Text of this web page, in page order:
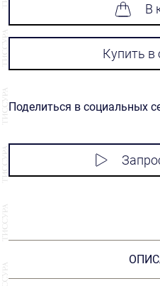
В
Купить в
Поделиться в социальных